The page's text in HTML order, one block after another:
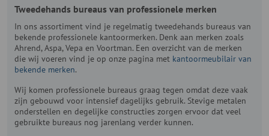
Tweedehands bureaus van professionele merken
In ons assortiment vind je regelmatig tweedehands bureaus van
bekende professionele kantoormerken. Denk aan merken zoals
Ahrend, Aspa, Vepa en Voortman. Een overzicht van de merken
die wij voeren vind je op onze pagina met kantoormeubilair van
bekende merken.
Wij komen professionele bureaus graag tegen omdat deze vaak
zijn gebouwd voor intensief dagelijks gebruik. Stevige metalen
onderstellen en degelijke constructies zorgen ervoor dat veel
gebruikte bureaus nog jarenlang verder kunnen.